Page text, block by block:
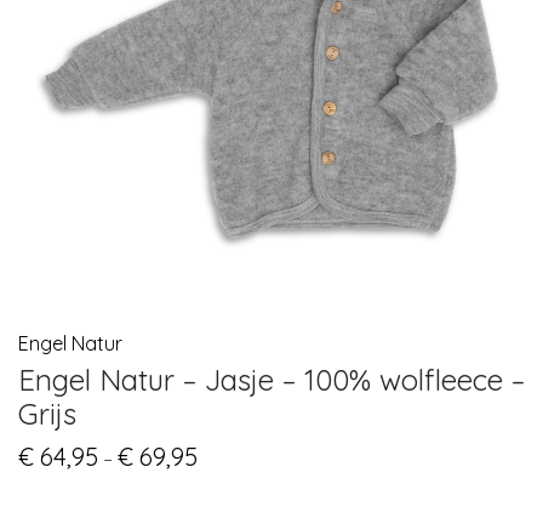
Engel Natur
Engel Natur – Jasje – 100% wolfleece –
Grijs
€ 64,95 – € 69,95